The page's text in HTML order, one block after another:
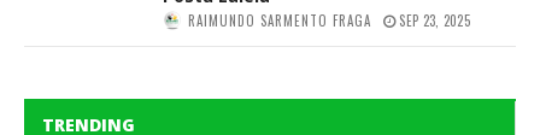
RAIMUNDO SARMENTO FRAGA SEP 23, 2025
TRENDING